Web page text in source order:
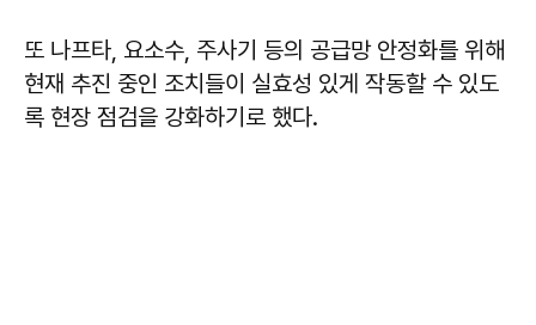
또 나프타, 요소수, 주사기 등의 공급망 안정화를 위해
현재 추진 중인 조치들이 실효성 있게 작동할 수 있도
록 현장 점검을 강화하기로 했다.